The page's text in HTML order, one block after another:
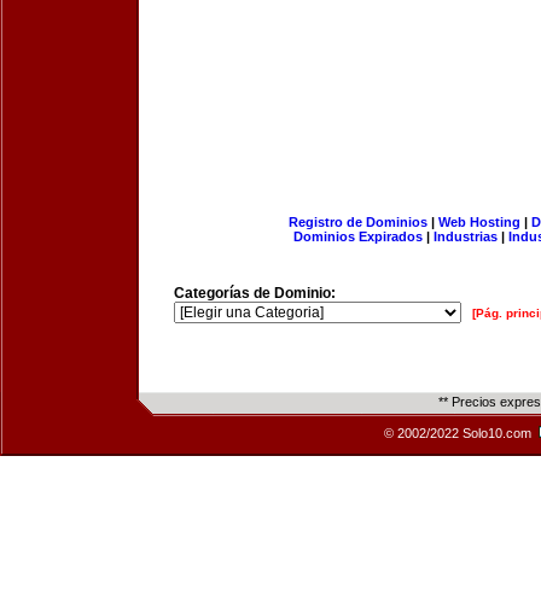
Registro de Dominios| Web Hosting |
Dominios Expirados | Industrias |
Categorías de Dominio:
[Pág.
** Precios
© 2002/2022 Solo10.com